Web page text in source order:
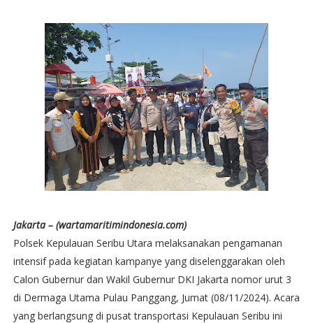
Jakarta – (wartamaritimindonesia.com)
Polsek Kepulauan Seribu Utara melaksanakan pengamanan
intensif pada kegiatan kampanye yang diselenggarakan oleh
Calon Gubernur dan Wakil Gubernur DKI Jakarta nomor urut 3
di Dermaga Utama Pulau Panggang, Jumat (08/11/2024). Acara
yang berlangsung di pusat transportasi Kepulauan Seribu ini